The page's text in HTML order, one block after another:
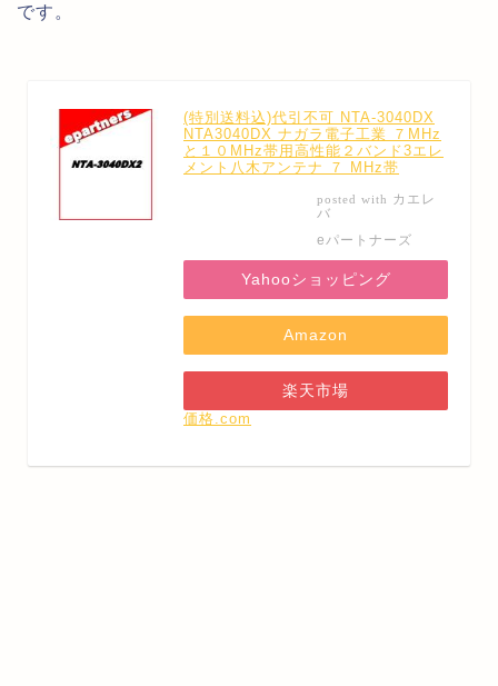
です。
(特別送料込)代引不可 NTA-3040DX
NTA3040DX ナガラ電子工業 ７MHz
と１０MHz帯用高性能２バンド3エレ
メント八木アンテナ ７ MHz帯
posted with カエレ
バ
eパートナーズ
Yahooショッピング
Amazon
楽天市場
価格.com